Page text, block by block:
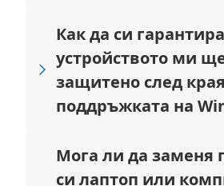
Как да си
устройството ми
защитено след
поддръжката на
Мога ли да заменя
си лаптоп или